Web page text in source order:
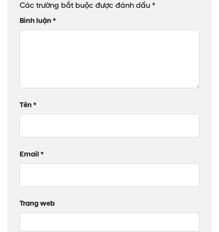
Các trường bắt buộc được đánh dấu *
Bình luận *
Tên *
Email *
Trang web